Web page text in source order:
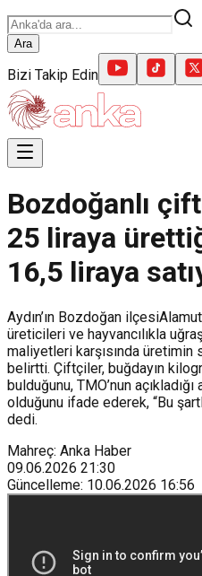
Ara
Bizi Takip Edin
Bozdoğanlı
25 liraya
16,5 liraya
Aydın’ın Bozdoğan
üreticileri ve hayvancılıkla
maliyetleri karşısında
belirtti. Çiftçiler, buğdayın
bulduğunu, TMO’nun
olduğunu ifade ederek, “Bu
dedi.
Mahreç: Anka Haber
09.06.2026 21:30
Güncelleme: 10.06.2026 16:56